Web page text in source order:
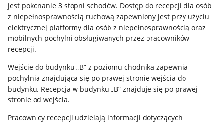
jest pokonanie 3 stopni schodów. Dostęp do recepcji dla osób
z niepełnosprawnością ruchową zapewniony jest przy użyciu
elektrycznej platformy dla osób z niepełnosprawnością oraz
mobilnych pochylni obsługiwanych przez pracowników
recepcji.
Wejście do budynku „B” z poziomu chodnika zapewnia
pochylnia znajdująca się po prawej stronie wejścia do
budynku. Recepcja w budynku „B” znajduje się po prawej
stronie od wejścia.
Pracownicy recepcji udzielają informacji dotyczących